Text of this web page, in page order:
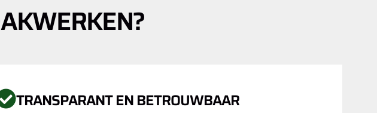
TRANSPARANT EN BETROUWBAAR